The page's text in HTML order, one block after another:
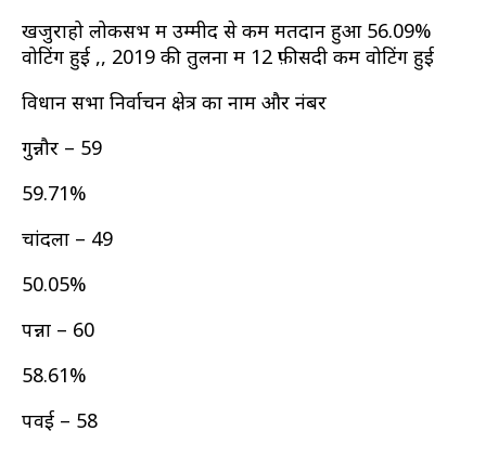
खजुराहो लोकसभ में उम्मीद से कम मतदान हुआ 56.09%
वोटिंग हुई ,, 2019 की तुलना में 12 फ़ीसदी कम वोटिंग हुई
विधान सभा निर्वाचन क्षेत्र का नाम और नंबर
गुन्नौर – 59
59.71%
चांदला – 49
50.05%
पन्ना – 60
58.61%
पवई – 58